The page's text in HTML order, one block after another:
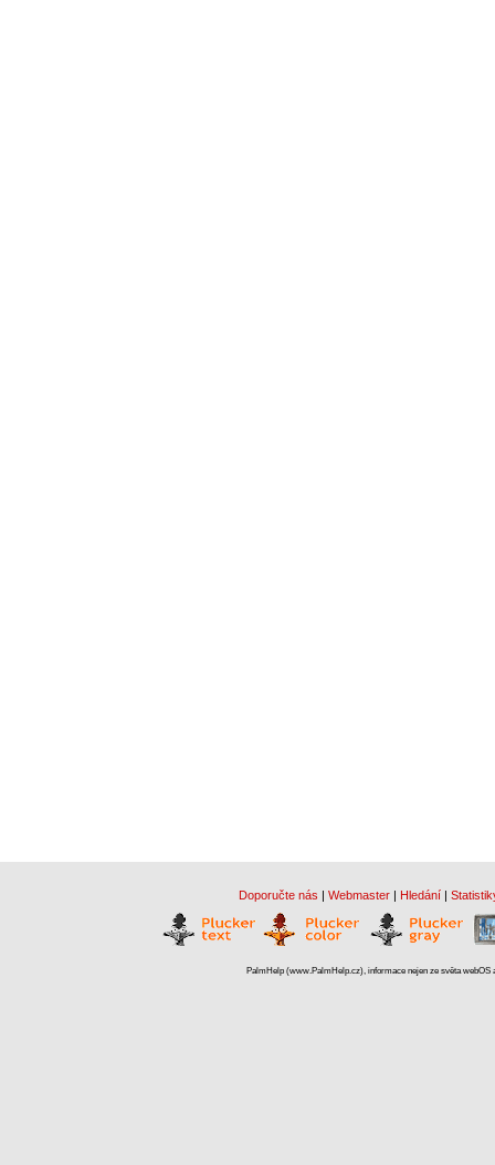
Doporučte nás | Webmaster | Hledání |
PalmHelp (www.PalmHelp.cz), informace nejen ze světa